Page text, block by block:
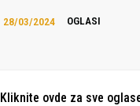
28/03/2024 OGLASI
Kliknite ovde za sve